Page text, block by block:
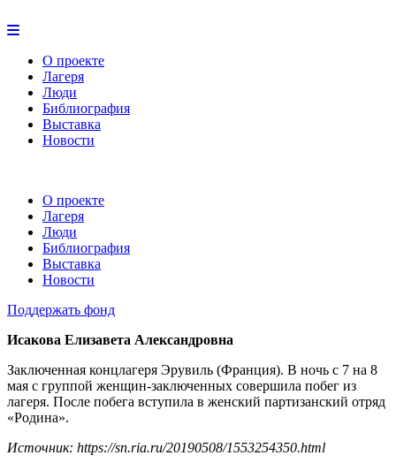
О проекте
Лагеря
Люди
Библиография
Выставка
Новости
О проекте
Лагеря
Люди
Библиография
Выставка
Новости
Поддержать фонд
Исакова Елизавета Александровна
Заключенная концлагеря Эрувиль (Франция). В ночь с 7 на 8
мая с группой женщин-заключенных совершила побег из
лагеря. После побега вступила в женский партизанский отряд
«Родина».
Источник: https://sn.ria.ru/20190508/1553254350.html